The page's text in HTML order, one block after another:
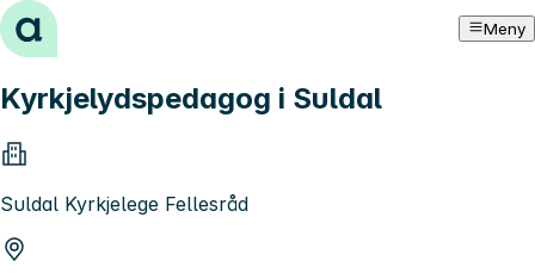
Hopp til innhold Meny
Kyrkjelydspedagog i Suldal
Suldal Kyrkjelege Fellesråd